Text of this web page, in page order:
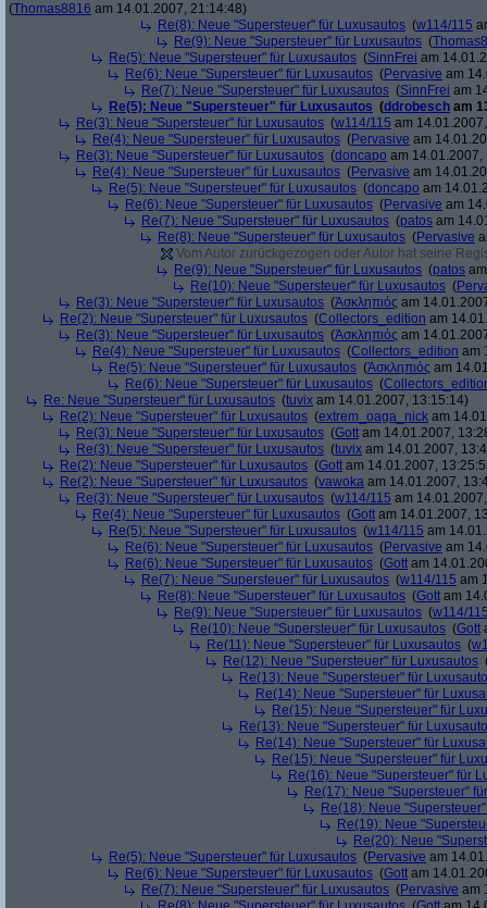
(Thomas8816 am 14.01.2007, 21:14:48)
Re(8): Neue "Supersteuer" für Luxusautos (w114/115
Re(9): Neue "Supersteuer" für Luxusautos (
Re(5): Neue "Supersteuer" für Luxusautos (SinnFrei am
Re(6): Neue "Supersteuer" für Luxusautos (Pervasive am
Re(7): Neue "Supersteuer" für Luxusautos (SinnFrei am
Re(5): Neue "Supersteuer" für Luxusautos (ddrobesch am
Re(3): Neue "Supersteuer" für Luxusautos (w114/115 am
Re(4): Neue "Supersteuer" für Luxusautos (Pervasive am
Re(3): Neue "Supersteuer" für Luxusautos (doncapo am 14.01.2007,
Re(4): Neue "Supersteuer" für Luxusautos (Pervasive am
Re(5): Neue "Supersteuer" für Luxusautos (doncapo am
Re(6): Neue "Supersteuer" für Luxusautos (Pervasive am
Re(7): Neue "Supersteuer" für Luxusautos (patos am
Re(8): Neue "Supersteuer" für Luxusautos (Pervasive
Vom Autor zurückgezogen oder Autor hat seine
Re(9): Neue "Supersteuer" für Luxusautos (patos
Re(10): Neue "Supersteuer" für Luxusautos (
Re(3): Neue "Supersteuer" für Luxusautos (Ἀσκληπιός am
Re(2): Neue "Supersteuer" für Luxusautos (Collectors_edition am
Re(3): Neue "Supersteuer" für Luxusautos (Ἀσκληπιός am
Re(4): Neue "Supersteuer" für Luxusautos (Collectors_edition am
Re(5): Neue "Supersteuer" für Luxusautos (Ἀσκληπιός am
Re(6): Neue "Supersteuer" für Luxusautos (
Re: Neue "Supersteuer" für Luxusautos (tuvix am 14.01.2007, 13:15:14)
Re(2): Neue "Supersteuer" für Luxusautos (extrem_oaga_nick am
Re(3): Neue "Supersteuer" für Luxusautos (Gott am 14.01.2007,
Re(3): Neue "Supersteuer" für Luxusautos (tuvix am 14.01.2007,
Re(2): Neue "Supersteuer" für Luxusautos (Gott am 14.01.2007,
Re(2): Neue "Supersteuer" für Luxusautos (vawoka am 14.01.2007,
Re(3): Neue "Supersteuer" für Luxusautos (w114/115 am
Re(4): Neue "Supersteuer" für Luxusautos (Gott am 14.01.2007,
Re(5): Neue "Supersteuer" für Luxusautos (w114/115 am
Re(6): Neue "Supersteuer" für Luxusautos (Pervasive am
Re(6): Neue "Supersteuer" für Luxusautos (Gott am
Re(7): Neue "Supersteuer" für Luxusautos (w114/115 am
Re(8): Neue "Supersteuer" für Luxusautos (Gott am
Re(9): Neue "Supersteuer" für Luxusautos (w114/
Re(10): Neue "Supersteuer" für Luxusautos (Gott
Re(11): Neue "Supersteuer" für Luxusautos (
Re(12): Neue "Supersteuer" für Luxusautos
Re(13): Neue "Supersteuer" für
Re(14): Neue "Supersteuer" für
Re(15): Neue "Supersteuer" für
Re(13): Neue "Supersteuer" für
Re(14): Neue "Supersteuer" für
Re(15): Neue "Supersteuer" für
Re(16): Neue "Supersteuer" für
Re(17): Neue "Supersteuer"
Re(18): Neue
Re(19): Neue
Re(20): Neue
Re(5): Neue "Supersteuer" für Luxusautos (Pervasive am
Re(6): Neue "Supersteuer" für Luxusautos (Gott am
Re(7): Neue "Supersteuer" für Luxusautos (Pervasive am